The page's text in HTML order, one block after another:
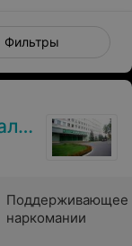
Фильтры
Поддерживающее
наркомании